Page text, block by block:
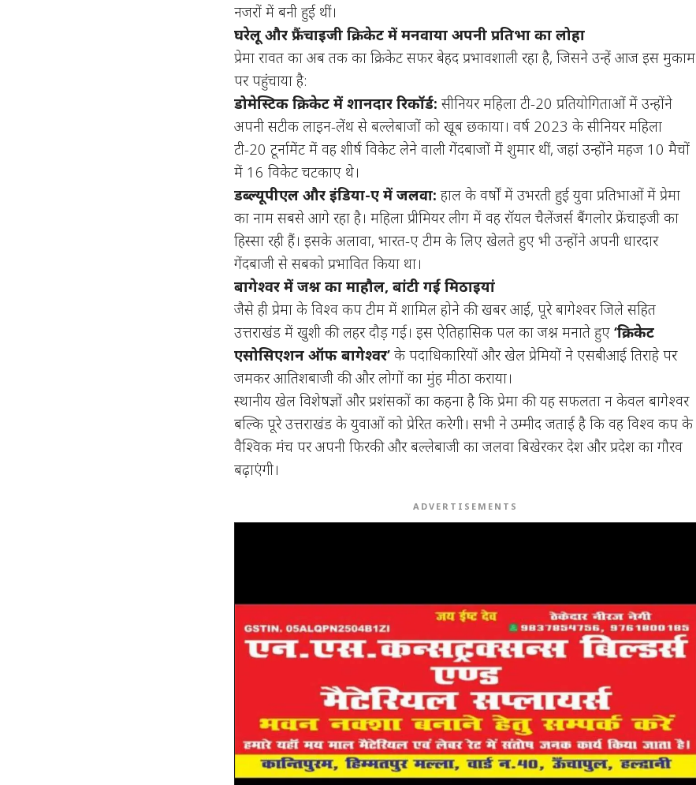
नजरों में बनी हुई थीं।
घरेलू और फ्रैंचाइजी क्रिकेट में मनवाया अपनी प्रतिभा का लोहा
प्रेमा रावत का अब तक का क्रिकेट सफर बेहद प्रभावशाली रहा है, जिसने उन्हें आज इस मुकाम
पर पहुंचाया है:
डोमेस्टिक क्रिकेट में शानदार रिकॉर्ड: सीनियर महिला टी-20 प्रतियोगिताओं में उन्होंने
अपनी सटीक लाइन-लेंथ से बल्लेबाजों को खूब छकाया। वर्ष 2023 के सीनियर महिला
टी-20 टूर्नामेंट में वह शीर्ष विकेट लेने वाली गेंदबाजों में शुमार थीं, जहां उन्होंने महज 10 मैचों
में 16 विकेट चटकाए थे।
डब्ल्यूपीएल और इंडिया-ए में जलवा: हाल के वर्षों में उभरती हुई युवा प्रतिभाओं में प्रेमा
का नाम सबसे आगे रहा है। महिला प्रीमियर लीग में वह रॉयल चैलेंजर्स बैंगलोर फ्रेंचाइजी का
हिस्सा रही हैं। इसके अलावा, भारत-ए टीम के लिए खेलते हुए भी उन्होंने अपनी धारदार
गेंदबाजी से सबको प्रभावित किया था।
बागेश्वर में जश्न का माहौल, बांटी गई मिठाइयां
जैसे ही प्रेमा के विश्व कप टीम में शामिल होने की खबर आई, पूरे बागेश्वर जिले सहित
उत्तराखंड में खुशी की लहर दौड़ गई। इस ऐतिहासिक पल का जश्न मनाते हुए‘क्रिकेट
एसोसिएशन ऑफ बागेश्वर’ के पदाधिकारियों और खेल प्रेमियों ने एसबीआई तिराहे पर
जमकर आतिशबाजी की और लोगों का मुंह मीठा कराया।
स्थानीय खेल विशेषज्ञों और प्रशंसकों का कहना है कि प्रेमा की यह सफलता न केवल बागेश्वर
बल्कि पूरे उत्तराखंड के युवाओं को प्रेरित करेगी। सभी ने उम्मीद जताई है कि वह विश्व कप के
वैश्विक मंच पर अपनी फिरकी और बल्लेबाजी का जलवा बिखेरकर देश और प्रदेश का गौरव
बढ़ाएंगी।
ADVERTISEMENTS